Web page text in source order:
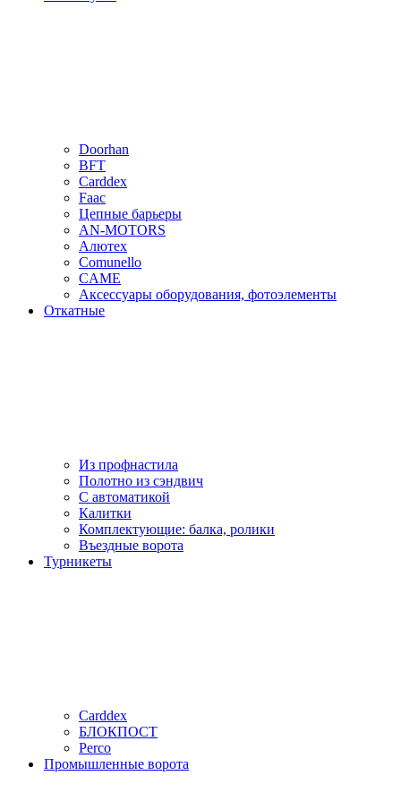
Doorhan
BFT
Carddex
Faac
Цепные барьеры
AN-MOTORS
Алютех
Comunello
CAME
Аксессуары оборудования, фотоэлементы
Откатные
Из профнастила
Полотно из сэндвич
С автоматикой
Калитки
Комплектующие: балка, ролики
Въездные ворота
Турникеты
Carddex
БЛОКПОСТ
Perco
Промышленные ворота